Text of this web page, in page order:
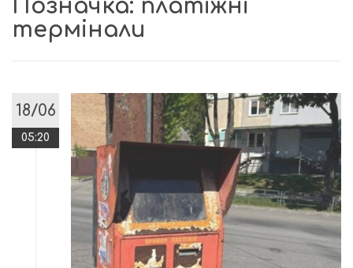
Позначка: платіжні
термінали
18/06
05:20